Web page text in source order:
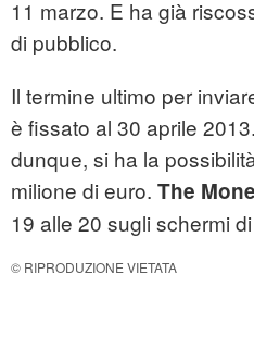
11 marzo. E ha già
di pubblico.
Il termine ultimo per
è fissato al 30 aprile
dunque, si ha la
milione di euro. The
19 alle 20 sugli schermi
© RIPRODUZIONE VIETATA